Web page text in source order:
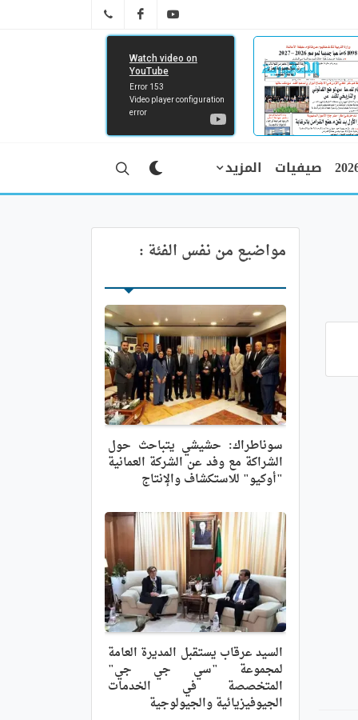
YT
FB
صيفيات المزيد
مواضيع من نفس الفئة :
سوناطراك: حشيشي يتباحث حول
الشراكة مع وفد عن الشركة العمانية
"أوكيو" للاستكشاف والإنتاج
السيد عرقاب يستقبل المديرة العامة
لمجموعة "سي ‌جي ‌جي"
المتخصصة في الخدمات
الجيوفيزيائية والجيولوجية